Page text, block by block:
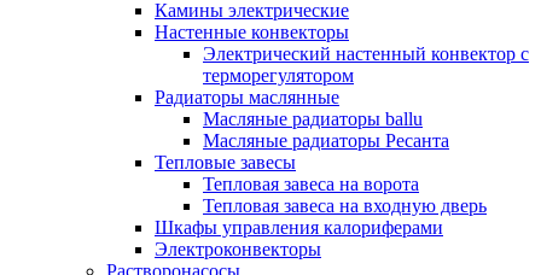
Камины электрические
Настенные конвекторы
Электрический настенный конвектор с
терморегулятором
Радиаторы маслянные
Масляные радиаторы ballu
Масляные радиаторы Ресанта
Тепловые завесы
Тепловая завеса на ворота
Тепловая завеса на входную дверь
Шкафы управления калориферами
Электроконвекторы
Растворонасосы